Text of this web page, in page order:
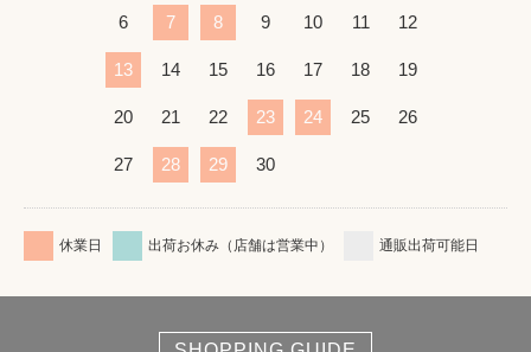
6 7 8 9 10 11 12
13 14 15 16 17 18 19
20 21 22 23 24 25 26
27 28 29 30
休業日 出荷お休み（店舗は営業中） 通販出荷可能日